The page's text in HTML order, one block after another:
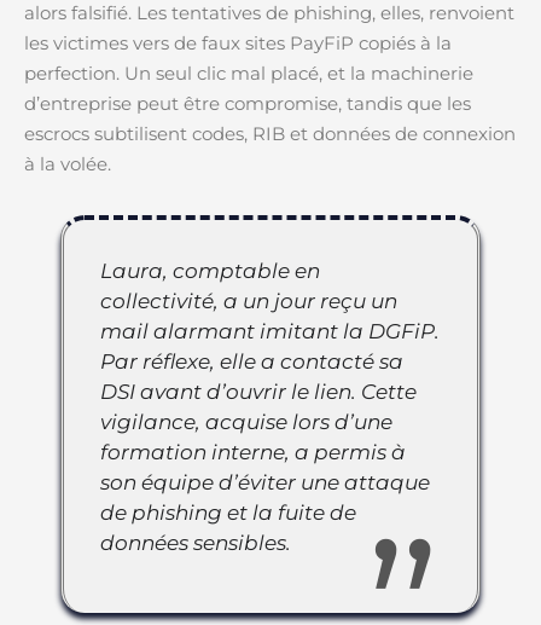
alors falsifié. Les tentatives de phishing, elles, renvoient
les victimes vers de faux sites PayFiP copiés à la
perfection. Un seul clic mal placé, et la machinerie
d’entreprise peut être compromise, tandis que les
escrocs subtilisent codes, RIB et données de connexion
à la volée.
Laura, comptable en
collectivité, a un jour reçu un
mail alarmant imitant la DGFiP.
Par réflexe, elle a contacté sa
DSI avant d’ouvrir le lien. Cette
vigilance, acquise lors d’une
formation interne, a permis à
son équipe d’éviter une attaque
de phishing et la fuite de
données sensibles.